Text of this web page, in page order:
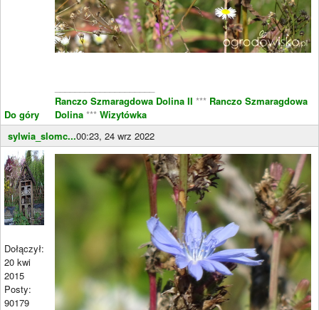
Do góry
Ranczo Szmaragdowa Dolina II *** Ranczo Szmaragdowa
Dolina *** Wizytówka
sylwia_slomc...00:23, 24 wrz 2022
Dołączył:
20 kwi
2015
Posty:
90179